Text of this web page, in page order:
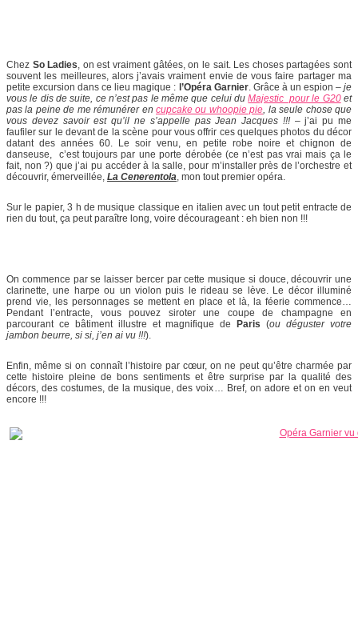
Chez So Ladies, on est vraiment gâtées, on le sait. Les choses partagées sont
souvent les meilleures, alors j’avais vraiment envie de vous faire partager ma
petite excursion dans ce lieu magique : l’Opéra Garnier. Grâce à un espion –je
vous le dis de suite, ce n’est pas le même que celui duMajestic pour le G20et
pas la peine de me rémunérer en cupcake ou whoopie pie, la seule chose que
vous devez savoir est qu’il ne s’appelle pas Jean Jacques !!!– j’ai pu me
faufiler sur le devant de la scène pour vous offrir ces quelques photos du décor
datant des années 60. Le soir venu, en petite robe noire et chignon de
danseuse, c’est toujours par une porte dérobée (ce n’est pas vrai mais ça le
fait, non ?) que j’ai pu accéder à la salle, pour m’installer près de l’orchestre et
découvrir, émerveillée, La Cenerentola, mon tout premier opéra.
Sur le papier, 3 h de musique classique en italien avec un tout petit entracte de
rien du tout, ça peut paraître long, voire décourageant : eh bien non !!!
On commence par se laisser bercer par cette musique si douce, découvrir une
clarinette, une harpe ou un violon puis le rideau se lève. Le décor illuminé
prend vie, les personnages se mettent en place et là, la féerie commence…
Pendant l’entracte, vous pouvez siroter une coupe de champagne en
parcourant ce bâtiment illustre et magnifique de
Paris (ou déguster votre
jambon beurre, si si, j’en ai vu !!!).
Enfin, même si on connaît l’histoire par cœur, on ne peut qu’être charmée par
cette histoire pleine de bons sentiments et être surprise par la qualité des
décors, des costumes, de la musique, des voix… Bref, on adore et on en veut
encore !!!